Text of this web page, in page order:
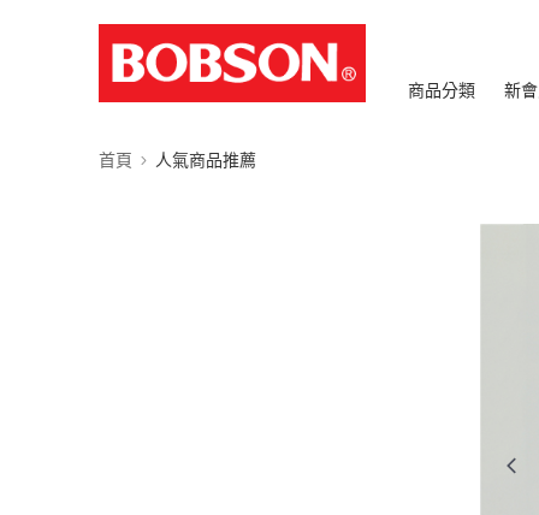
商品分類 新
首頁 人氣商品推薦